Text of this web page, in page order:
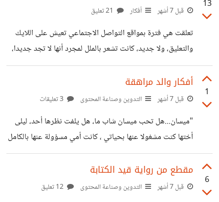
توطدت علاقتي بها طلبت مني أن لا أحضر معي الجارة الفضولية
الجيران ، كانت مكتفية بذاتها لا أذكر أنها حاولت الاستعانة بأحد
من الجيران في شيء، ومع الأيام
13
قبل 7 أشهر أفكار
تعلقت هي فترة بمواقع التواصل الاجتماعي تعيش على اللايك
والتعليق، ولا جديد، كانت تشعر بالملل لمجرد أنها لا تجد جديدا،
تعرفت على أشخاص كثر على الفيس بوك غيره، من كل الأعمار
والفئات وانشغلت بهم، وحاولت الاستغناء عن معارفها واقاربها
واصدقائها بتلك المواقع، اختفت من حياة كل من يعرفها وكأنها
جعلناها تشعر بالخيبة جميعنا، أم كانت تعاقبنا على تقصيرنا
باختفائها من حياتنا. لم أكن أفضل منها،أنا للآن اظل أقلب على
صفحات التواصل بلا
1
أفكار والد مراهقة
قبل 7 أشهر التدوين وصناعة المحتوى
"ميسان...هل تحب ميسان شاب ما، هل يلفت نظرها أحد، ليلى
أختها كنت مشغولا عنها بحياتي ، كانت أمي مسؤولة عنها بالكامل
، ليلى كانت أكبر من عمرها واعية، ميسان طائشة ، ملهوفة على
كل شيء، كنت أتحدث أنا وصديقي فقال لي عليك ملأ الجانب
العاطفي لابنتك، هل لأنه سمع أو رآى شيئا على ميسان، لو عرفت
6
مقطع من رواية قيد الكتابة
قبل 7 أشهر التدوين وصناعة المحتوى